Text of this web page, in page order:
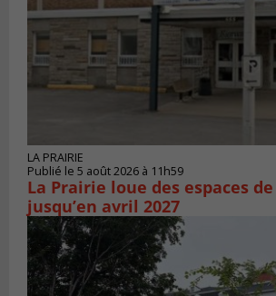
LA PRAIRIE
Publié le 5 août 2026 à 11h59
La Prairie loue des espaces
jusqu’en avril 2027